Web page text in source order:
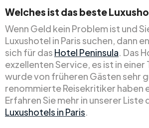
Welches ist das beste
Wenn Geld kein Problem ist und
Luxushotel in Paris suchen, dann
sich für das Hotel Peninsula . Das
exzellenten Service, es ist in einer
wurde von früheren Gästen sehr
renommierte Reisekritiker haben
Erfahren Sie mehr in unserer Liste
Luxushotels in Paris